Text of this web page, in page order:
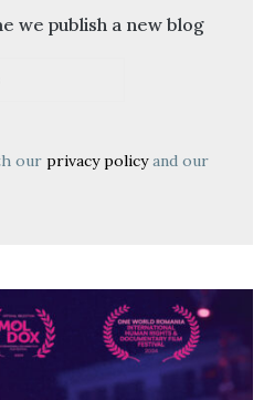
we publish a new blog
our privacy policyand our